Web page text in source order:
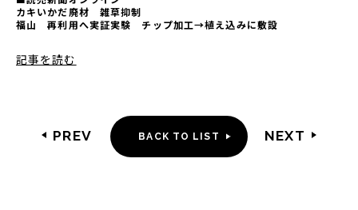
CEO MESSAGE
COMPANY INFO
筏チップとは
カキいかだ廃材 雑草抑制
福山 再利用へ実証実験 チップ加工→植え込みに敷設
記事を読む
PREV BACK TO LIST NEXT